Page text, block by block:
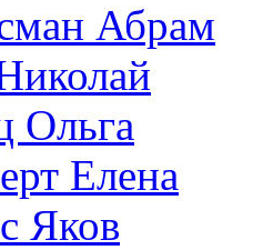
Абрам
Ольга
Елена
Яков